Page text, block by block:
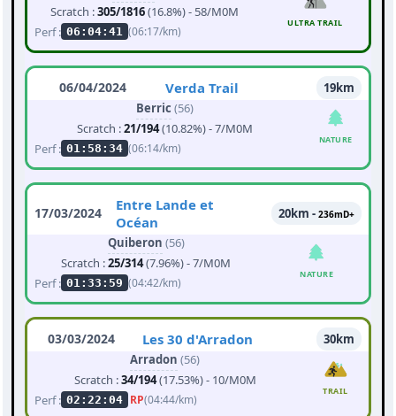
Scratch :305/1816(16.8%) - 58/M0M
Perf : 06:04:41 (06:17/km)
ULTRA TRAIL
06/04/2024 Verda Trail
19km
Berric (56)
Scratch :21/194(10.82%) - 7/M0M
Perf : 01:58:34 (06:14/km)
NATURE
17/03/2024
Entre Lande et
Océan
20km - 236mD+
Quiberon (56)
Scratch :25/314(7.96%) - 7/M0M
Perf : 01:33:59 (04:42/km)
NATURE
03/03/2024 Les 30 d'Arradon
30km
Arradon (56)
Scratch :34/194(17.53%) - 10/M0M
Perf : 02:22:04 RP(04:44/km)
TRAIL